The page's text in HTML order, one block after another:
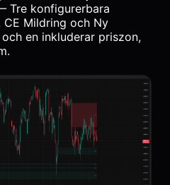
Tre konfigurerbara
CE Mildring och Ny
och en inkluderar priszon,